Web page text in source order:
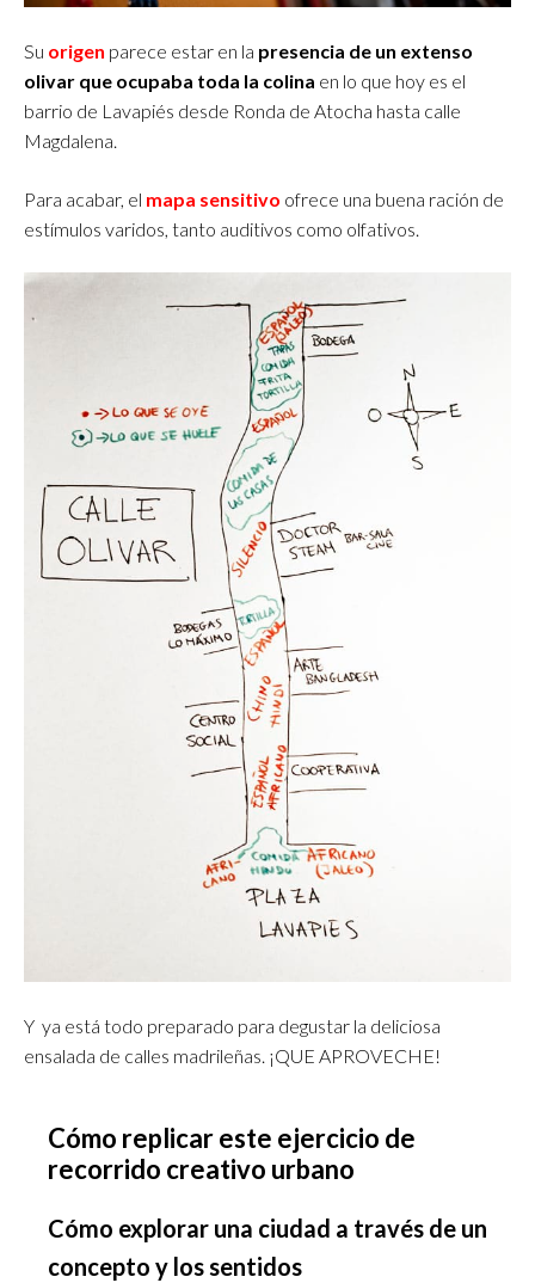
Su origen parece estar en la presencia de un extenso
olivar que ocupaba toda la colina en lo que hoy es el
barrio de Lavapiés desde Ronda de Atocha hasta calle
Magdalena.
Para acabar, el mapa sensitivo ofrece una buena ración de
estímulos varidos, tanto auditivos como olfativos.
Y ya está todo preparado para degustar la deliciosa
ensalada de calles madrileñas. ¡QUE APROVECHE!
Cómo replicar este ejercicio de
recorrido creativo urbano
Cómo explorar una ciudad a través de un
concepto y los sentidos